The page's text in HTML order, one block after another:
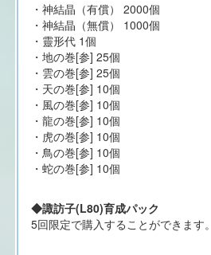
・神結晶（有償） 2000個
・神結晶（無償） 1000個
・靈形代 1個
・地の巻[参] 25個
・雲の巻[参] 25個
・天の巻[参] 10個
・風の巻[参] 10個
・龍の巻[参] 10個
・虎の巻[参] 10個
・鳥の巻[参] 10個
・蛇の巻[参] 10個
◆諏訪子(L80)育成パック
5回限定で購入することができます。